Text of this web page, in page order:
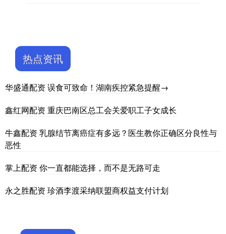
热点资讯
华盛通配资 误食可致命！湖南疾控紧急提醒→
鑫红网配资 重庆巴南区总工会关爱职工子女成长
牛鑫配资 乳腺结节离癌症有多远？医生教你正确区分良性与
恶性
掌上配资 你一直都能选择，而不是无路可走
永之胜配资 珍酒李渡采纳联盟商权益支付计划